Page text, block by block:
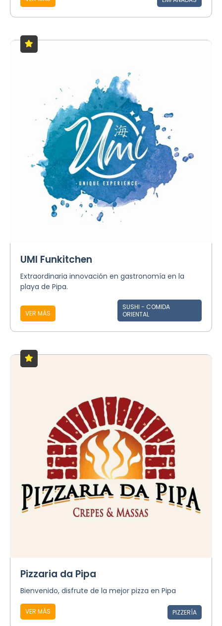
UMI Funkitchen
Extraordinaria innovación en gastronomía en la
playa de Pipa.
VER MÁS
SUSHI - COMIDA
ORIENTAL
Pizzaria da Pipa
Bienvenido, disfrute de la mejor pizza en Pipa
VER MÁS PIZZERÍA